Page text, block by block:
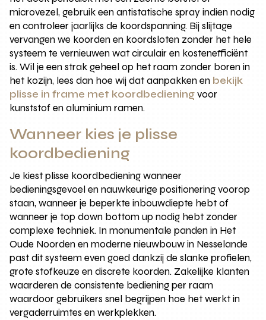
microvezel, gebruik een antistatische spray indien nodig
en controleer jaarlijks de koordspanning. Bij slijtage
vervangen we koorden en koordsloten zonder het hele
systeem te vernieuwen wat circulair en kostenefficiënt
is. Wil je een strak geheel op het raam zonder boren in
het kozijn, lees dan hoe wij dat aanpakken en bekijk
plisse in frame met koordbedieningvoor
kunststof en aluminium ramen.
Wanneer kies je plisse
koordbediening
Je kiest plisse koordbediening wanneer
bedieningsgevoel en nauwkeurige positionering voorop
staan, wanneer je beperkte inbouwdiepte hebt of
wanneer je top down bottom up nodig hebt zonder
complexe techniek. In monumentale panden in Het
Oude Noorden en moderne nieuwbouw in Nesselande
past dit systeem even goed dankzij de slanke profielen,
grote stofkeuze en discrete koorden. Zakelijke klanten
waarderen de consistente bediening per raam
waardoor gebruikers snel begrijpen hoe het werkt in
vergaderruimtes en werkplekken.